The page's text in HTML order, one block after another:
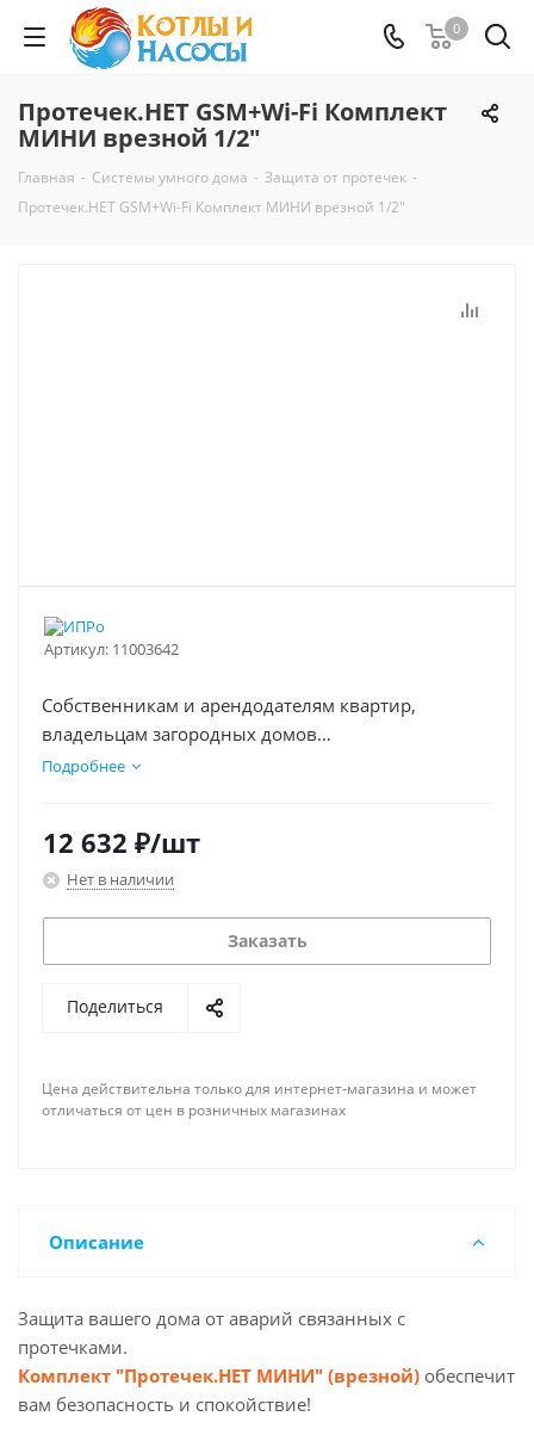
0
Протечек.НЕТ GSM+Wi-Fi Комплект
МИНИ врезной 1/2"
Главная - Системы умного дома - Защита от протечек -
Протечек.НЕТ GSM+Wi-Fi Комплект МИНИ врезной 1/2"
Артикул: 11003642
Собственникам и арендодателям квартир,
владельцам загородных домов
Хозяевам офисных помещений и складов.
Подробнее
12 632 ₽/шт
Нет в наличии
Заказать
Поделиться
Цена действительна только для интернет-магазина и может
отличаться от цен в розничных магазинах
Описание
Защита вашего дома от аварий связанных с
протечками.
Комплект "Протечек.НЕТ МИНИ" (врезной) обеспечит
вам безопасность и спокойствие!